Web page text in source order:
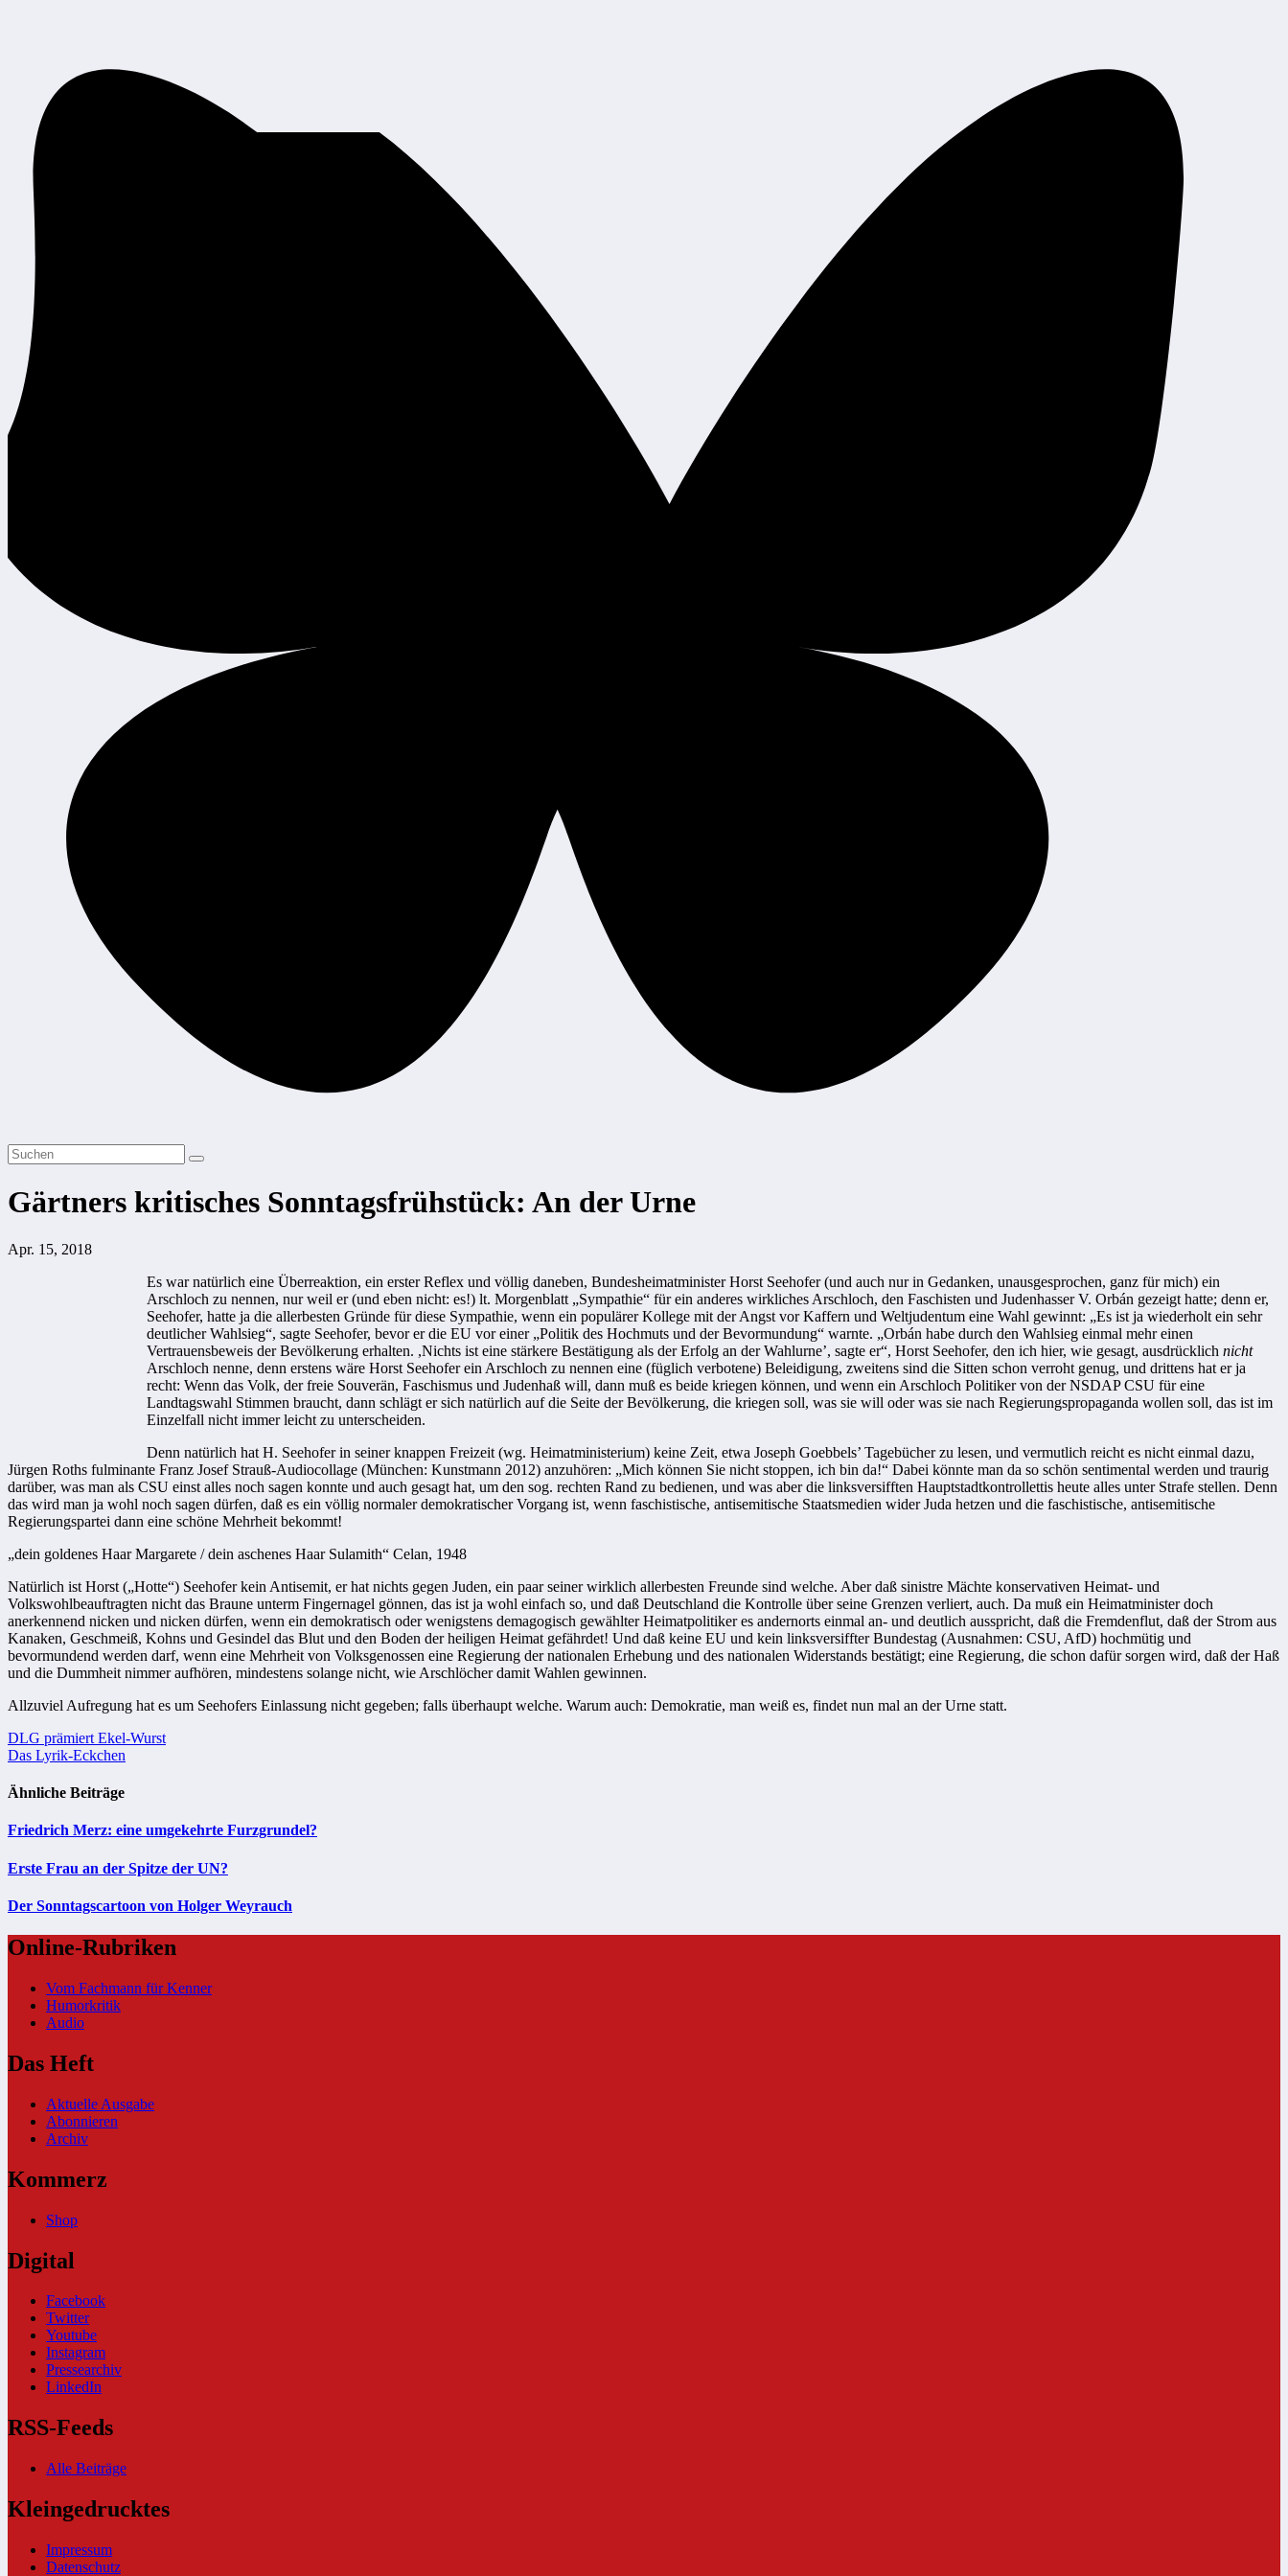
Gärtners kritisches Sonntagsfrühstück: An der Urne
Apr. 15, 2018
Es war natürlich eine Überreaktion, ein erster Reflex und völlig daneben, Bundesheimatminister Horst Seehofer (und auch nur in Gedanken, unausgesprochen, ganz für mich) ein
Arschloch zu nennen, nur weil er (und eben nicht: es!) lt. Morgenblatt „Sympathie“ für ein anderes wirkliches Arschloch, den Faschisten und Judenhasser V. Orbán gezeigt hatte; denn er,
Seehofer, hatte ja die allerbesten Gründe für diese Sympathie, wenn ein populärer Kollege mit der Angst vor Kaffern und Weltjudentum eine Wahl gewinnt: „Es ist ja wiederholt ein sehr
deutlicher Wahlsieg“, sagte Seehofer, bevor er die EU vor einer „Politik des Hochmuts und der Bevormundung“ warnte. „Orbán habe durch den Wahlsieg einmal mehr einen
Vertrauensbeweis der Bevölkerung erhalten. ,Nichts ist eine stärkere Bestätigung als der Erfolg an der Wahlurne’, sagte er“, Horst Seehofer, den ich hier, wie gesagt, ausdrücklich nicht
Arschloch nenne, denn erstens wäre Horst Seehofer ein Arschloch zu nennen eine (füglich verbotene) Beleidigung, zweitens sind die Sitten schon verroht genug, und drittens hat er ja
recht: Wenn das Volk, der freie Souverän, Faschismus und Judenhaß will, dann muß es beide kriegen können, und wenn ein Arschloch Politiker von derNSDAPCSU für eine
Landtagswahl Stimmen braucht, dann schlägt er sich natürlich auf die Seite der Bevölkerung, die kriegen soll, was sie will oder was sie nach Regierungspropaganda wollen soll, das ist im
Einzelfall nicht immer leicht zu unterscheiden.
Denn natürlich hat H. Seehofer in seiner knappen Freizeit (wg. Heimatministerium) keine Zeit, etwa Joseph Goebbels’ Tagebücher zu lesen, und vermutlich reicht es nicht einmal dazu,
Jürgen Roths fulminante Franz Josef Strauß-Audiocollage (München: Kunstmann 2012) anzuhören: „Mich können Sie nicht stoppen, ich bin da!“ Dabei könnte man da so schön sentimental werden und traurig
darüber, was man als CSU einst alles noch sagen konnte und auch gesagt hat, um den sog. rechten Rand zu bedienen, und was aber die linksversifften Hauptstadtkontrollettis heute alles unter Strafe stellen. Denn
das wird man ja wohl noch sagen dürfen, daß es ein völlig normaler demokratischer Vorgang ist, wenn faschistische, antisemitische Staatsmedien wider Juda hetzen und die faschistische, antisemitische
Regierungspartei dann eine schöne Mehrheit bekommt!
„dein goldenes Haar Margarete / dein aschenes Haar Sulamith“ Celan, 1948
Natürlich ist Horst („Hotte“) Seehofer kein Antisemit, er hat nichts gegen Juden, ein paar seiner wirklich allerbesten Freunde sind welche. Aber daß sinistre Mächte konservativen Heimat- und
Volkswohlbeauftragten nicht das Braune unterm Fingernagel gönnen, das ist ja wohl einfach so, und daß Deutschland die Kontrolle über seine Grenzen verliert, auch. Da muß ein Heimatminister doch
anerkennend nicken und nicken dürfen, wenn ein demokratisch oder wenigstens demagogisch gewählter Heimatpolitiker es andernorts einmal an- und deutlich ausspricht, daß die Fremdenflut, daß der Strom aus
Kanaken, Geschmeiß, Kohns und Gesindel das Blut und den Boden der heiligen Heimat gefährdet! Und daß keine EU und kein linksversiffter Bundestag (Ausnahmen: CSU, AfD) hochmütig und
bevormundend werden darf, wenn eine Mehrheit von Volksgenossen eine Regierung der nationalen Erhebung und des nationalen Widerstands bestätigt; eine Regierung, die schon dafür sorgen wird, daß der Haß
und die Dummheit nimmer aufhören, mindestens solange nicht, wie Arschlöcher damit Wahlen gewinnen.
Allzuviel Aufregung hat es um Seehofers Einlassung nicht gegeben; falls überhaupt welche. Warum auch: Demokratie, man weiß es, findet nun mal an der Urne statt.
Beitragsnavigation
DLG prämiert Ekel-Wurst
Das Lyrik-Eckchen
Ähnliche Beiträge
Friedrich Merz: eine umgekehrte Furzgrundel?
Erste Frau an der Spitze der UN?
Der Sonntagscartoon von Holger Weyrauch
Online-Rubriken
Vom Fachmann für Kenner
Humorkritik
Audio
Das Heft
Aktuelle Ausgabe
Abonnieren
Archiv
Kommerz
Shop
Digital
Facebook
Twitter
Youtube
Instagram
Pressearchiv
LinkedIn
RSS-Feeds
Alle Beiträge
Kleingedrucktes
Impressum
Datenschutz